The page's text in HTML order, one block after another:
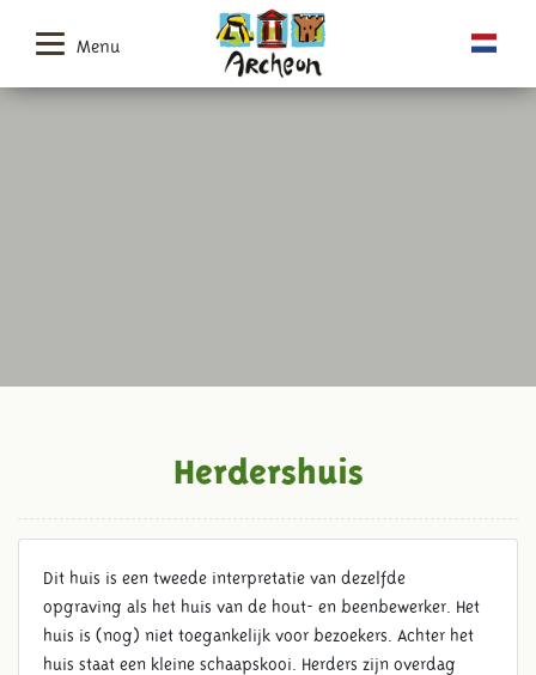
Menu
Herdershuis
Dit huis is een tweede interpretatie van dezelfde
opgraving als het huis van de hout- en beenbewerker. Het
huis is (nog) niet toegankelijk voor bezoekers. Achter het
huis staat een kleine schaapskooi. Herders zijn overdag